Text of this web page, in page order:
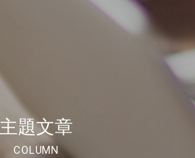
主題文章
COLUMN